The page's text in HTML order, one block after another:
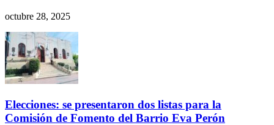
octubre 28, 2025
Elecciones: se presentaron dos listas para la
Comisión de Fomento del Barrio Eva Perón